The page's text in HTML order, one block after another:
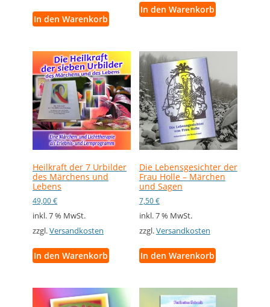
In den Warenkorb
In den Warenkorb
Heilkraft der 7 Urbilder
des Märchens und
Lebens
49,00€
inkl. 7 % MwSt.
zzgl.Versandkosten
In den Warenkorb
Die Lebensgesichter der
Frau Holle – Märchen
und Sagen
7,50€
inkl. 7 % MwSt.
zzgl.Versandkosten
In den Warenkorb